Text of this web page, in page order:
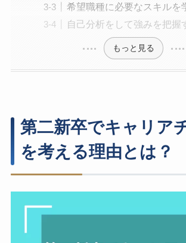
希望職種に必要なスキルを
自己分析をして強みを把握
もっと見る
第二新卒でキャリア
を考える理由とは？